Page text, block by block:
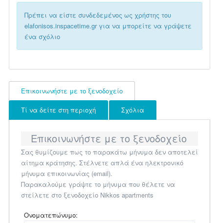
Πρέπει να είστε συνδεδεμένος ως χρήστης του
elafonisos.inspacetime.gr για να μπορείτε να γράψετε
ένα σχόλιο
Επικοινωνήστε με το ξενοδοχείο
Τί να δείτε στη περιοχή Σχόλια
Επικοινωνήστε με το ξενοδοχείο
Σας θυμίζουμε πως το παρακάτω μήνυμα δεν αποτελεί
αίτημα κράτησης. Στέλνετε απλά ένα ηλεκτρονικό
μήνυμα επικοινωνίας (email).
Παρακαλούμε γράψτε το μήνυμα που θέλετε να
στείλετε στο ξενοδοχείο Nikkos apartments
Ονοματεπώνυμο: